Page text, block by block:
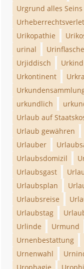
Urgrund alles Seins
Urikopathie
urinal
Urinflasche
Urjiddisch
Urkind
Urkontinent
urkundlich
Urlaub auf
Urlaub gewähren
Urlauber
Urlaubsdomizil
Urlaubsgast
Urlaubsplan
Urlaubsreise
Urlaubstag
Urlinde
Urmund
Urnenbestattung
Urnenwahl